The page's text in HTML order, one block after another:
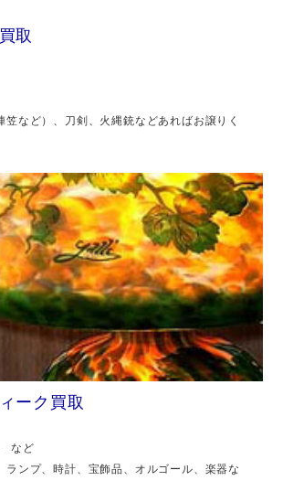
取
笠など）、刀剣、火縄銃などあればお譲りく
ーク買取
など
ランプ、時計、宝飾品、オルゴール、楽器な